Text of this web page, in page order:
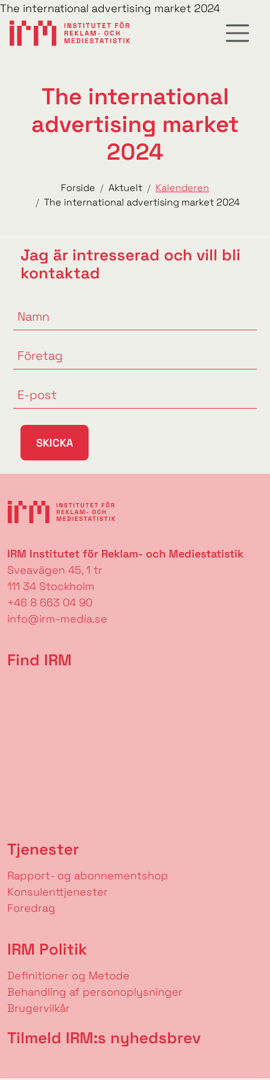
The international advertising market 2024
The international
advertising market
2024
Forside Aktuelt
Kalenderen
The international advertising market 2024
Jag är intresserad och vill bli
kontaktad
SKICKA
IRM Institutet för Reklam- och Mediestatistik
Sveavägen 45, 1 tr
111 34 Stockholm
+46 8 663 04 90
info@irm-media.se
Find IRM
Tjenester
Rapport- og abonnementshop
Konsulenttjenester
Foredrag
IRM Politik
Definitioner og Metode
Behandling af personoplysninger
Brugervilkår
Tilmeld IRM:s nyhedsbrev